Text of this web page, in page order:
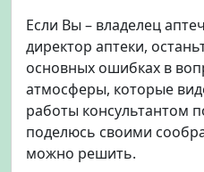
!
Если Вы – владелец
директор аптеки,
основных ошибках в
атмосферы, которые
работы консультантом
поделюсь своими
можно решить.